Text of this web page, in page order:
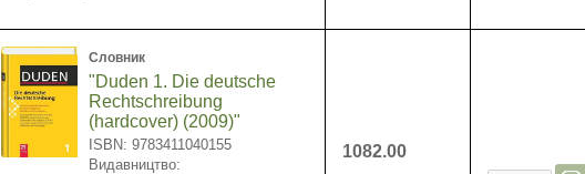
Словник
"Duden 1. Die deutsche
Rechtschreibung
(hardcover) (2009)"
ISBN: 9783411040155
Видавництво:
1082.00